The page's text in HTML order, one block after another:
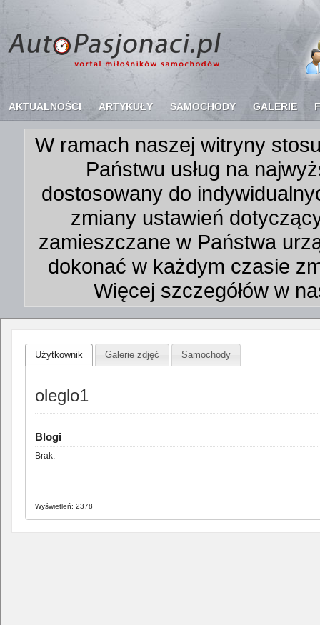
AKTUALNOŚCI ARTYKUŁY SAMOCHODY GALERIE
W ramach naszej witryny
Państwu usług na
dostosowany do
zmiany ustawień
zamieszczane w Państwa
dokonać w każdym czasie
Więcej szczegółów w
Użytkownik Galerie zdjęć Samochody
oleglo1
Blogi
Brak.
Wyświetleń: 2378